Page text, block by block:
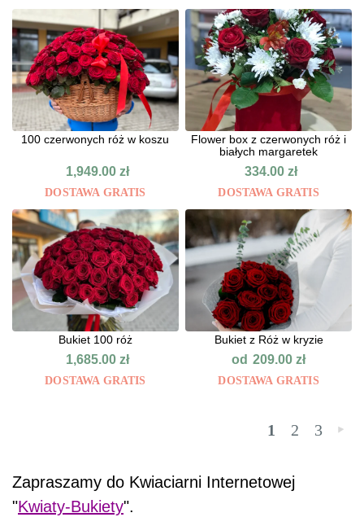
100 czerwonych róż w koszu
1,949.00zł
DOSTAWA GRATIS
Flower box z czerwonych róż i
białych margaretek
334.00zł
DOSTAWA GRATIS
Bukiet 100 róż
1,685.00zł
DOSTAWA GRATIS
Bukiet z Róż w kryzie
od 209.00zł
DOSTAWA GRATIS
1 2 3 »
Zapraszamy do Kwiaciarni Internetowej
"Kwiaty-Bukiety".